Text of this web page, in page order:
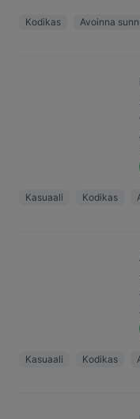
Kodikas Avoinna
Kasuaali Kodikas
Kasuaali Kodikas